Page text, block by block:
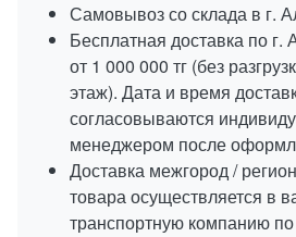
Самовывоз со склада в г.
Бесплатная доставка по г.
от 1 000 000 тг (без
этаж). Дата и время
согласовываются
менеджером после
Доставка межгород /
товара осуществляется в
транспортную компанию